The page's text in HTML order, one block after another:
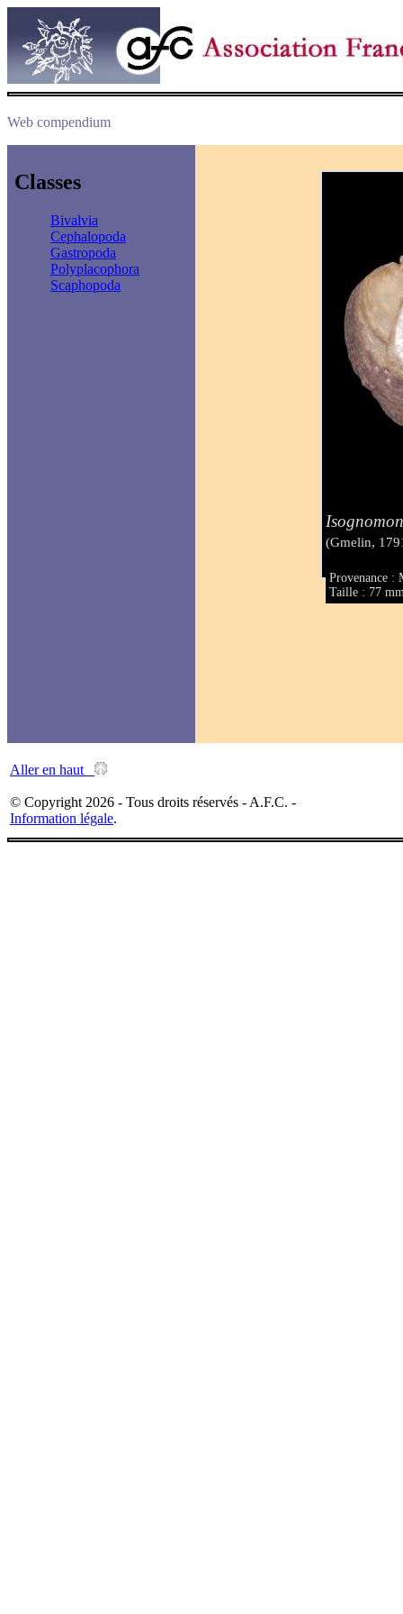
Web compendium
Classes
Bivalvia
Cephalopoda
Gastropoda
Polyplacophora
Scaphopoda
(Gmelin,
Provenance :
Taille : 77
Aller en haut
© Copyright 2026 - Tous droits réservés - A.F.C. -
Information légale.